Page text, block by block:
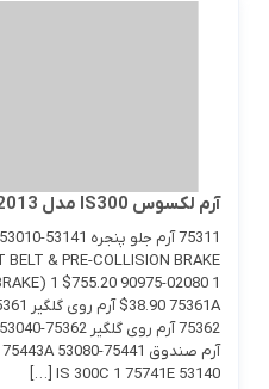
آرم لکسوس IS300 مدل 2013 کروک
& PRE-COLLISION BRAKE
1 $755.20 90975-02080 1
53140 IS 300C 1 75741E […]